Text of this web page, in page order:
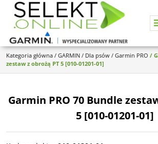
Kategoria główna / GARMIN / Dla psów / Garmin PRO /
zestaw z obrożą PT 5 [010-01201-01]
Garmin PRO 70 Bundle
5 [010-01201-01]